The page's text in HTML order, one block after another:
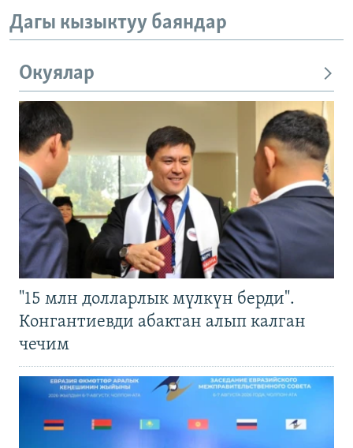
Дагы кызыктуу баяндар
Окуялар
"15 млн долларлык мүлкүн берди".
Конгантиевди абактан алып калган
чечим